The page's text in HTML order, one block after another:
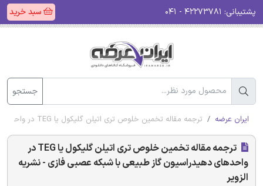
پشتیبانی: سبد خرید
جستجو
ایران عرضه ترجمه مقاله تخمین خلوص تری اتیلن گلیکول یا TEG در واحدهای دهیدراسیون گاز طبیعی با شبکه عصبی فازی - نشریه الزویر
ترجمه مقاله تخمین خلوص تری اتیلن گلیکول یا TEG در
واحدهای دهیدراسیون گاز طبیعی با شبکه عصبی فازی - نشریه
الزویر